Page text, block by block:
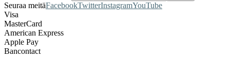
Seuraa meitäFacebookTwitterInstagramYouTube
Visa
MasterCard
American Express
Apple Pay
Bancontact